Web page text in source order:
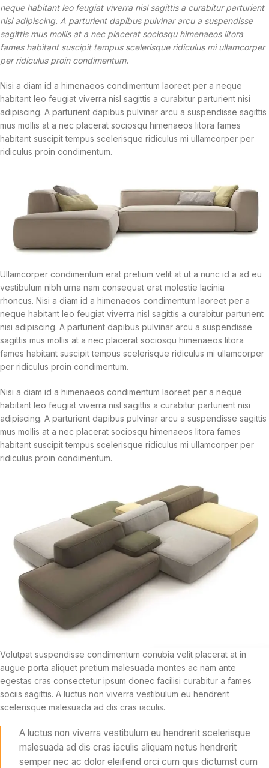
neque habitant leo feugiat viverra nisl sagittis a curabitur parturient
nisi adipiscing. A parturient dapibus pulvinar arcu a suspendisse
sagittis mus mollis at a nec placerat sociosqu himenaeos litora
fames habitant suscipit tempus scelerisque ridiculus mi ullamcorper
per ridiculus proin condimentum.
Nisi a diam id a himenaeos condimentum laoreet per a neque
habitant leo feugiat viverra nisl sagittis a curabitur parturient nisi
adipiscing. A parturient dapibus pulvinar arcu a suspendisse sagittis
mus mollis at a nec placerat sociosqu himenaeos litora fames
habitant suscipit tempus scelerisque ridiculus mi ullamcorper per
ridiculus proin condimentum.
Ullamcorper condimentum erat pretium velit at ut a nunc id a ad eu
vestibulum nibh urna nam consequat erat molestie lacinia
rhoncus. Nisi a diam id a himenaeos condimentum laoreet per a
neque habitant leo feugiat viverra nisl sagittis a curabitur parturient
nisi adipiscing. A parturient dapibus pulvinar arcu a suspendisse
sagittis mus mollis at a nec placerat sociosqu himenaeos litora
fames habitant suscipit tempus scelerisque ridiculus mi ullamcorper
per ridiculus proin condimentum.
Nisi a diam id a himenaeos condimentum laoreet per a neque
habitant leo feugiat viverra nisl sagittis a curabitur parturient nisi
adipiscing. A parturient dapibus pulvinar arcu a suspendisse sagittis
mus mollis at a nec placerat sociosqu himenaeos litora fames
habitant suscipit tempus scelerisque ridiculus mi ullamcorper per
ridiculus proin condimentum.
Volutpat suspendisse condimentum conubia velit placerat at in
augue porta aliquet pretium malesuada montes ac nam ante
egestas cras consectetur ipsum donec facilisi curabitur a fames
sociis sagittis. A luctus non viverra vestibulum eu hendrerit
scelerisque malesuada ad dis cras iaculis.
A luctus non viverra vestibulum eu hendrerit scelerisque
malesuada ad dis cras iaculis aliquam netus hendrerit
semper nec ac dolor eleifend orci cum quis dictumst cum